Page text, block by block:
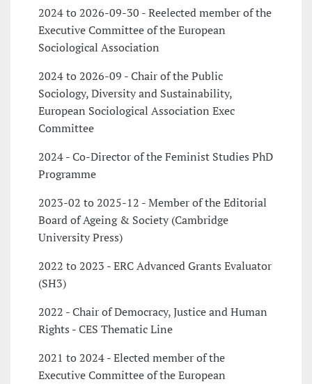
2024 to 2026-09-30 - Reelected member of the
Executive Committee of the European
Sociological Association
2024 to 2026-09 - Chair of the Public
Sociology, Diversity and Sustainability,
European Sociological Association Exec
Committee
2024 - Co-Director of the Feminist Studies PhD
Programme
2023-02 to 2025-12 - Member of the Editorial
Board of Ageing & Society (Cambridge
University Press)
2022 to 2023 - ERC Advanced Grants Evaluator
(SH3)
2022 - Chair of Democracy, Justice and Human
Rights - CES Thematic Line
2021 to 2024 - Elected member of the
Executive Committee of the European